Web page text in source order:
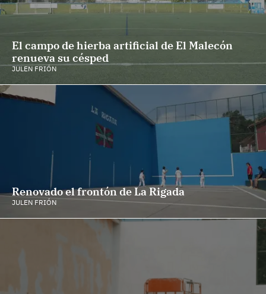
El campo de hierba artificial de El Malecón
renueva su césped
JULEN FRIÓN
Renovado el frontón de La Rigada
JULEN FRIÓN